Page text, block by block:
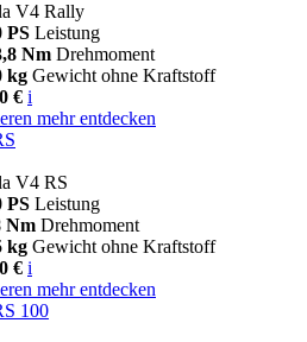
V4 Rally
PS Leistung
Nm Drehmoment
kg Gewicht ohne Kraftstoff
€ i
mehr entdecken
V4 RS
PS Leistung
Nm Drehmoment
kg Gewicht ohne Kraftstoff
€ i
mehr entdecken
100